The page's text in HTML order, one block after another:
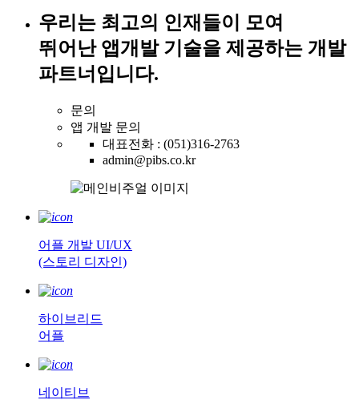
우리는 최고의 인재들이 모여
뛰어난 앱개발 기술을 제공하는 개발
파트너입니다.
문의
앱 개발 문의
대표전화 : (051)316-2763
admin@pibs.co.kr
어플 개발 UI/UX
(스토리 디자인)
하이브리드
어플
네이티브